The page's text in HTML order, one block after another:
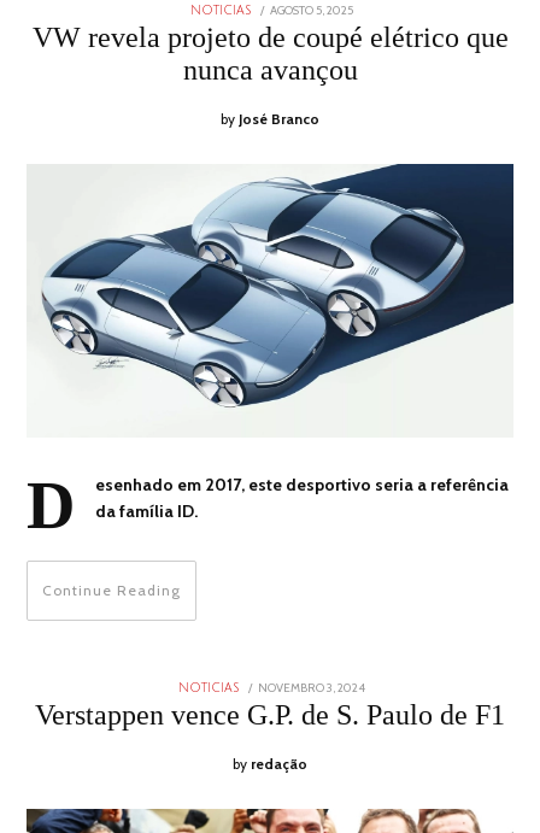
NOTICIAS
POSTED
ON
AGOSTO 5, 2025AGOSTO
5,
2025
VW revela projeto de coupé elétrico que
nunca avançou
by José Branco
D
esenhado em 2017, este desportivo seria a referência
da família ID.
Continue Reading
NOTICIAS
POSTED
ON
NOVEMBRO 3, 2024NOVEMBRO
3,
2024
Verstappen vence G.P. de S. Paulo de F1
by redação